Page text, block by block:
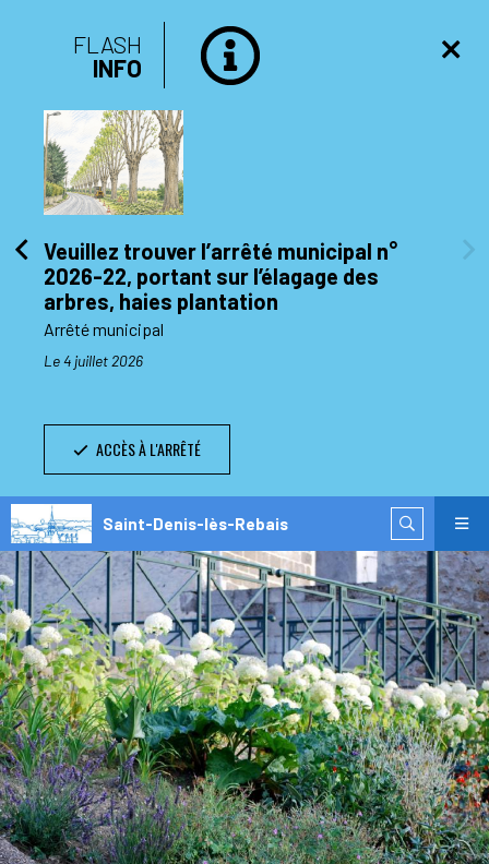
FLASH
INFO
Veuillez trouver l’arrêté municipal n°
2026-22, portant sur l’élagage des
arbres, haies plantation
Arrêté municipal
Le 4 juillet 2026
ACCÈS À L'ARRÊTÉ
Saint-Denis-lès-Rebais